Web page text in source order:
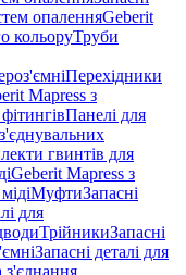
опаленняGeberit
кольоруТруби
Перехідники
Mapress з
Панелі для
гвинтів для
Geberit Mapress з
МуфтиЗапасні
для
ТрійникиЗапасні
Запасні деталі для
з'єднання,